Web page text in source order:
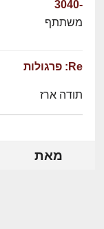
-3040
משתתף
Re: פרגולות
תודה ארז
מאת